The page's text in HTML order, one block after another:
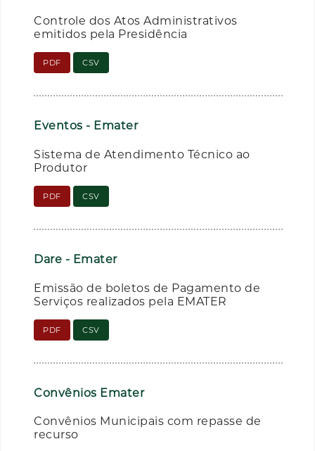
Controle dos Atos Administrativos
emitidos pela Presidência
PDF CSV
Eventos - Emater
Sistema de Atendimento Técnico ao
Produtor
PDF CSV
Dare - Emater
Emissão de boletos de Pagamento de
Serviços realizados pela EMATER
PDF CSV
Convênios Emater
Convênios Municipais com repasse de
recurso